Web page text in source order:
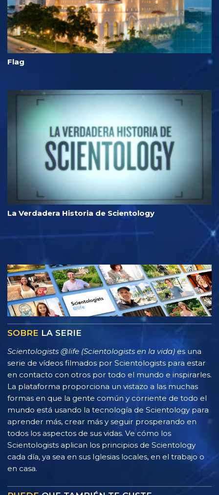
Flag
La Verdadera Historia de Scientology
SOBRE LA SERIE
Scientologists @life (Scientologists en la vida) es una
serie de vídeos filmados por Scientologists para estar
en contacto con otros por todo el mundo e inspirarles.
La plataforma proporciona un vistazo a las muchas
formas en que la gente común y corriente de todo el
mundo está usando la tecnología de Scientology para
aprender más, crear más y seguir prosperando en
todos los aspectos de sus vidas. Ve cómo los
Scientologists aplican los principios de Scientology
cada día, ya sea en sus Iglesias locales, en el trabajo o
en casa.